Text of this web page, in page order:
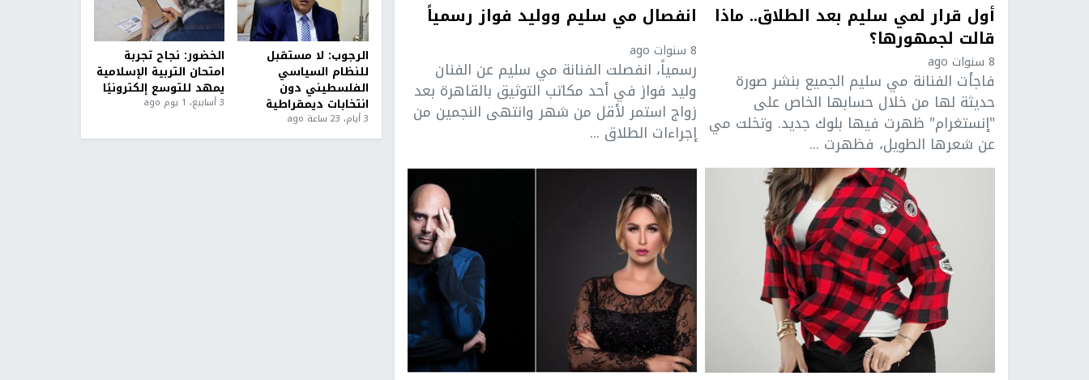
أول قرار لمي سليم بعد الطلاق.. ماذا
قالت لجمهورها؟
8 سنوات ago
فاجأت الفنانة مي سليم الجميع بنشر صورة
حديثة لها من خلال حسابها الخاص على
"إنستغرام" ظهرت فيها بلوك جديد. وتخلت مي
عن شعرها الطويل، فظهرت ...
انفصال مي سليم ووليد فواز رسمياً
8 سنوات ago
رسمياً، انفصلت الفنانة مي سليم عن الفنان
وليد فواز في أحد مكاتب التوثيق بالقاهرة بعد
زواج استمر لأقل من شهر وانتهى النجمين من
إجراءات الطلاق ...
الرجوب: لا مستقبل
للنظام السياسي
الفلسطيني دون
انتخابات ديمقراطية
3 أيام، 23 ساعة ago
الخضور: نجاح تجربة
امتحان التربية الإسلامية
يمهد للتوسع إلكترونيًا
3 أسابيع، 1 يوم ago